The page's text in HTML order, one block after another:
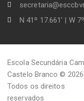
N 41º 17.661' | W
Escola Secundária
Castelo Branco © 2026
Todos os direitos
reservados